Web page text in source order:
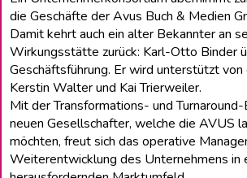
die Geschäfte der Avus Buch & Medien
Damit kehrt auch ein alter Bekannter an
Wirkungsstätte zurück: Karl-Otto Binder
Geschäftsführung. Er wird unterstützt
Kerstin Walter und Kai Trierweiler.
Mit der Transformations- und
neuen Gesellschafter, welche die AVUS
möchten, freut sich das operative
Weiterentwicklung des Unternehmens in